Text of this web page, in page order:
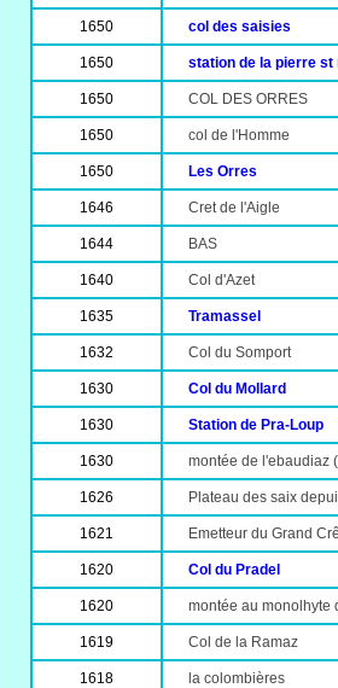
1650 col des saisies
1650 station de la pierre st
1650 COL DES ORRES
1650 col de l'Homme
1650 Les Orres
1646 Cret de l'Aigle
1644 BAS
1640 Col d'Azet
1635 Tramassel
1632 Col du Somport
1630 Col du Mollard
1630 Station de Pra-Loup
1630 montée de l'ebaudiaz
1626 Plateau des saix
1621 Emetteur du Grand
1620 Col du Pradel
1620 montée au monolhyte
1619 Col de la Ramaz
1618 la colombières